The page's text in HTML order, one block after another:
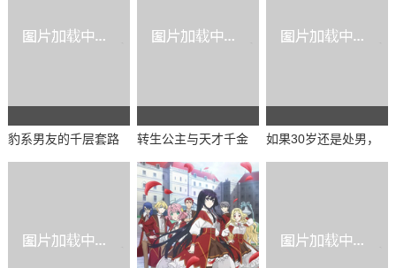
豹系男友的千层套路
第一季
转生公主与天才千金
的魔法革命第一季
如果30岁还是处男，
似乎就能成为魔法师